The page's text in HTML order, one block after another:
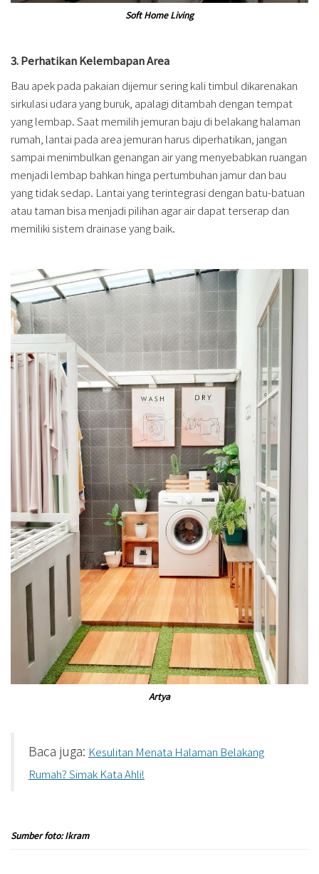
Soft Home Living
3. Perhatikan Kelembapan Area
Bau apek pada pakaian dijemur sering kali timbul dikarenakan
sirkulasi udara yang buruk, apalagi ditambah dengan tempat
yang lembap. Saat memilih jemuran baju di belakang halaman
rumah, lantai pada area jemuran harus diperhatikan, jangan
sampai menimbulkan genangan air yang menyebabkan ruangan
menjadi lembap bahkan hinga pertumbuhan jamur dan bau
yang tidak sedap. Lantai yang terintegrasi dengan batu-batuan
atau taman bisa menjadi pilihan agar air dapat terserap dan
memiliki sistem drainase yang baik.
Artya
Baca juga: Kesulitan Menata Halaman Belakang
Rumah? Simak Kata Ahli!
Sumber foto: Ikram